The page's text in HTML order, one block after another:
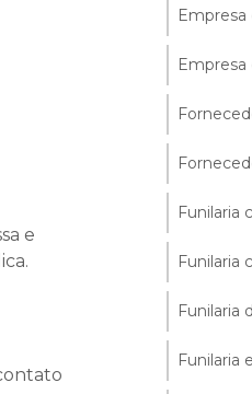
e
Funilaria
Funilaria
Funilaria
Funilaria